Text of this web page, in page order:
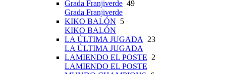
Grada Franjiverde 49
Grada Franjiverde
KIKO BALÓN 5
KIKO BALÓN
LA ÚLTIMA JUGADA 23
LA ÚLTIMA JUGADA
LAMIENDO EL POSTE 2
LAMIENDO EL POSTE